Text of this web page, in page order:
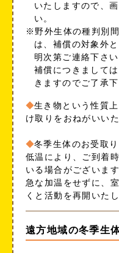
いたしますので、
い。
※野外生体の種判別
は、補償の対象外
明次第ご連絡下さい
補償につきまして
きますのでご了承下
生き物という性質
け取りをおねがいいた
冬季生体のお受取
低温により、ご到着
いる場合がございます
急な加温をせずに、
くと活動を再開いたし
遠方地域の冬季生